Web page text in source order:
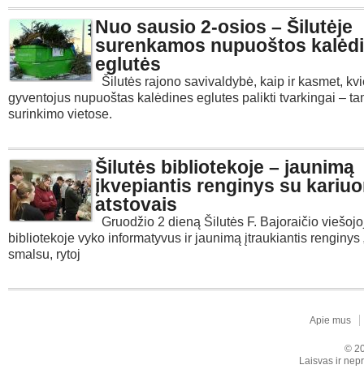
Nuo sausio 2-osios – Šilutėje
surenkamos nupuoštos
eglutės
Šilutės rajono savivaldybė, kaip ir kasmet,
gyventojus nupuoštas kalėdines eglutes palikti tvarkingai –
surinkimo vietose.
Šilutės bibliotekoje – jaunimą
įkvepiantis renginys su
atstovais
Gruodžio 2 dieną Šilutės F. Bajoraičio
bibliotekoje vyko informatyvus ir jaunimą įtraukiantis renginys
smalsu, rytoj
Apie mus
©
Laisvas ir